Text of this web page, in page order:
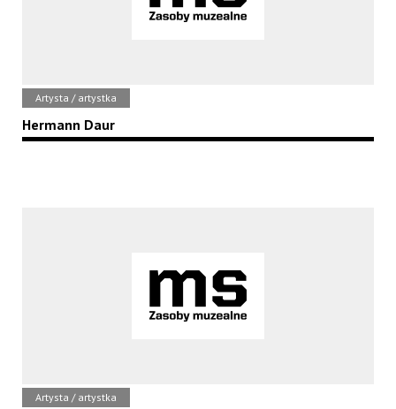
Artysta / artystka
Hermann Daur
Artysta / artystka